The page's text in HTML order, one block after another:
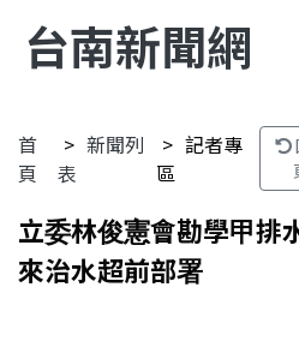
台南新聞網
首
頁
新聞列
表
記者專
區
立委林俊憲會勘學甲排
來治水超前部署